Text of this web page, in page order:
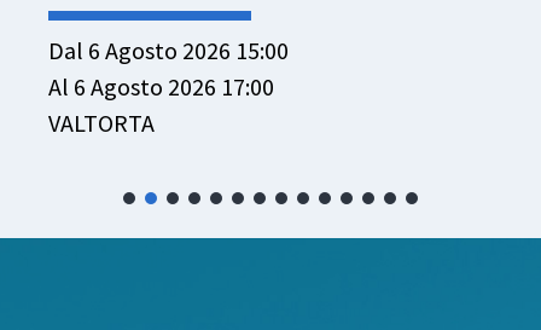
Dal 6 Agosto 2026 15:00
Al 6 Agosto 2026 17:00
VALTORTA